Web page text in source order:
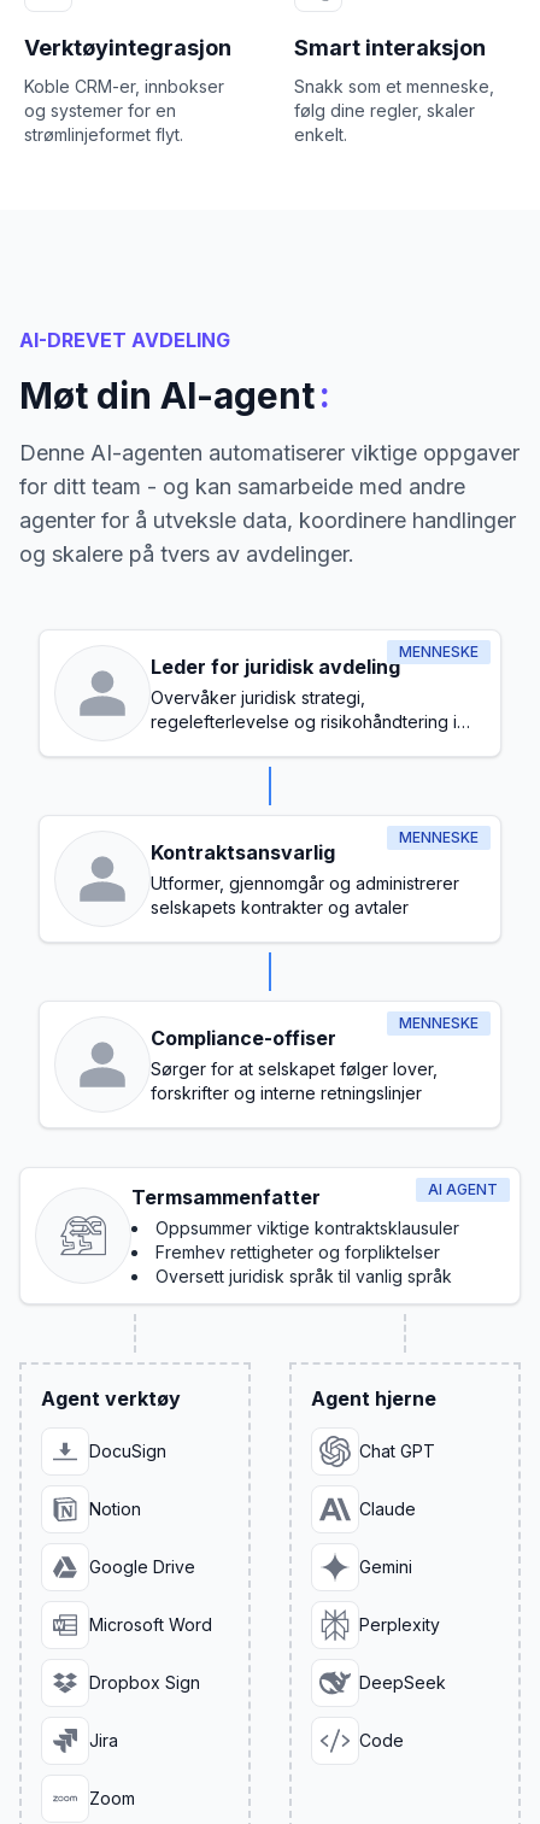
Verktøyintegrasjon
Koble CRM-er, innbokser
og systemer for en
strømlinjeformet flyt.
Smart interaksjon
Snakk som et menneske,
følg dine regler, skaler
enkelt.
AI-DREVET AVDELING
Møt din AI-agent:
Denne AI-agenten automatiserer viktige oppgaver
for ditt team - og kan samarbeide med andre
agenter for å utveksle data, koordinere handlinger
og skalere på tvers av avdelinger.
MENNESKE
Leder for juridisk avdeling
Overvåker juridisk strategi,
regelefterlevelse og risikohåndtering i
MENNESKE
Kontraktsansvarlig
Utformer, gjennomgår og administrerer
selskapets kontrakter og avtaler
MENNESKE
Compliance-offiser
Sørger for at selskapet følger lover,
forskrifter og interne retningslinjer
AI AGENT
Termsammenfatter
Oppsummer viktige kontraktsklausuler
Fremhev rettigheter og forpliktelser
Oversett juridisk språk til vanlig språk
Agent verktøy
DocuSign
Notion
Google Drive
Microsoft Word
Dropbox Sign
Jira
Zoom
Agent hjerne
Chat GPT
Claude
Gemini
Perplexity
DeepSeek
Code